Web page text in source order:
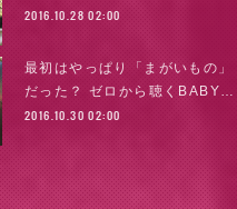
2016.10.28 02:00
最初はやっぱり「まがいもの」
だった？ ゼロから聴くBABY…
2016.10.30 02:00